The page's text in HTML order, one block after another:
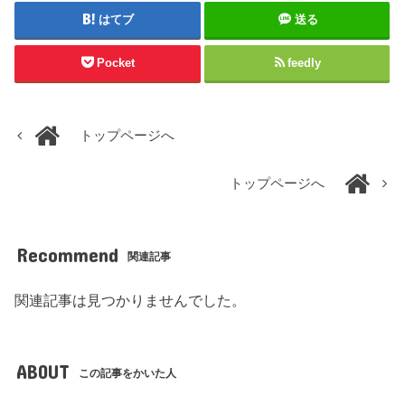
はてブ 送る
Pocket feedly
トップページへ
トップページへ
Recommend 関連記事
関連記事は見つかりませんでした。
ABOUT この記事をかいた人